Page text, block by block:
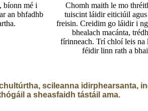
bíonn mé i
an bhfadhb
Chomh maith le mo
tuiscint láidir eiticiúil agus
freisin. Creidim go láidir i
bhealach macánta,
fírinneach. Trí chloí leis na
féidir linn rath a
scileanna idirphearsanta,
a sheasfaidh tástáil ama.